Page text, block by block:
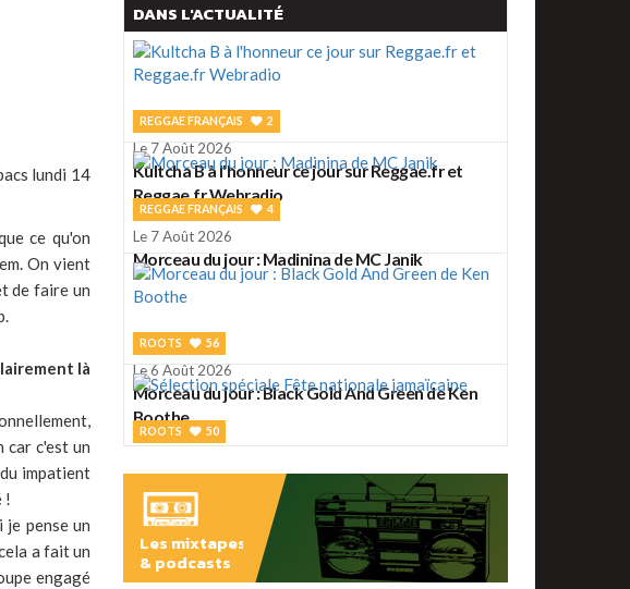
lundi 14
ce qu'on
On vient
de faire un
là
car c'est un
impatient
!
pense un
a fait un
engagé
DANS L'ACTUALITÉ
REGGAE FRANÇAIS 2
Le 7 Août 2026
Kultcha B à l'honneur ce jour sur Reggae.fr et
Reggae.fr Webradio
REGGAE FRANÇAIS 4
Le 7 Août 2026
Morceau du jour : Madinina de MC Janik
ROOTS 56
Le 6 Août 2026
Morceau du jour : Black Gold And Green de Ken
Boothe
ROOTS 50
Sélection spéciale Fête nationale jamaïcaine
ROOTS 2
Les mixtapes
& podcasts